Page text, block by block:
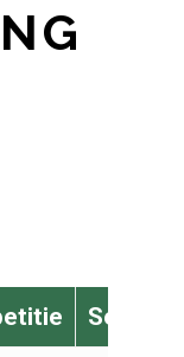
Seizoen